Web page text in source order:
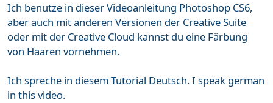
Ich benutze in dieser Videoanleitung Photoshop CS6,
aber auch mit anderen Versionen der Creative Suite
oder mit der Creative Cloud kannst du eine Färbung
von Haaren vornehmen.
Ich spreche in diesem Tutorial Deutsch. I speak german
in this video.